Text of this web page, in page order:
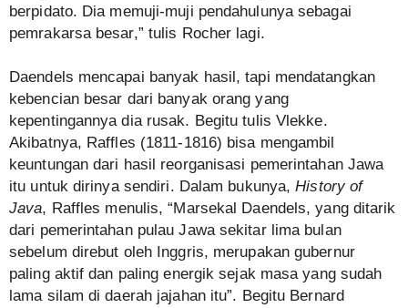
berpidato. Dia memuji-muji pendahulunya sebagai
pemrakarsa besar,” tulis Rocher lagi.
Daendels mencapai banyak hasil, tapi mendatangkan
kebencian besar dari banyak orang yang
kepentingannya dia rusak. Begitu tulis Vlekke.
Akibatnya, Raffles (1811-1816) bisa mengambil
keuntungan dari hasil reorganisasi pemerintahan Jawa
itu untuk dirinya sendiri. Dalam bukunya,History of
Java, Raffles menulis, “Marsekal Daendels, yang ditarik
dari pemerintahan pulau Jawa sekitar lima bulan
sebelum direbut oleh Inggris, merupakan gubernur
paling aktif dan paling energik sejak masa yang sudah
lama silam di daerah jajahan itu”. Begitu Bernard